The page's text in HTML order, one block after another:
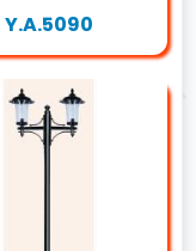
Y.A.5090